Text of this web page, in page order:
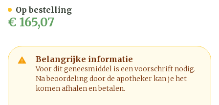
€ 165,07
Belangrijke informatie
Voor dit geneesmiddel is een voorschrift nodig.
Na beoordeling door de apotheker kan je het
komen afhalen en betalen.
Op bestelling